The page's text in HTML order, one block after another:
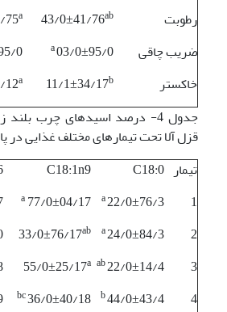
رطوبت 43/0±41/76ab
75a
ضریب چاقی 03/0±95/0
a
0
خاکستر 11/1±34/17b
12a
جدول 4- درصد اسیدهای چرب
قزل آلا تحت تیمارهای مختلف غذایی در
تیمار C18:0
C18:1n9
1
22/0±76/3
77/0±04/17
a
2
24/0±84/3
33/0±76/17ab
3
22/0±14/4
55/0±25/17a
4
44/0±43/4
36/0±40/18